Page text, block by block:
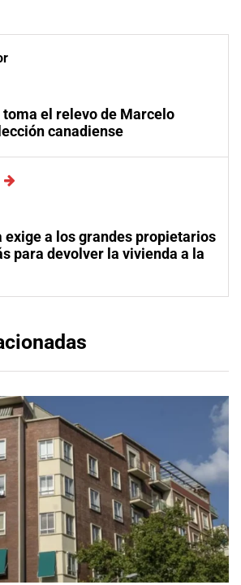
el relevo de Marcelo
canadiense
exige a los grandes propietarios
para devolver la vivienda a la